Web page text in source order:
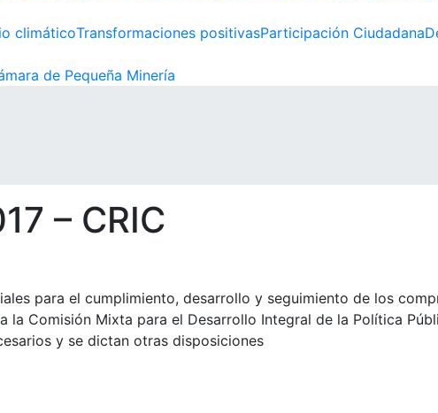
climáticoTransformaciones positivasParticipación Ciudadana
de Pequeña Minería
– CRIC
para el cumplimiento, desarrollo y seguimiento de los
la Comisión Mixta para el Desarrollo Integral de la Política
y se dictan otras disposiciones